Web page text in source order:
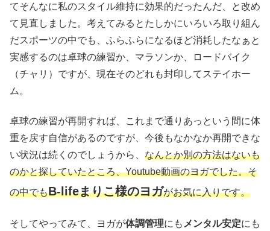
てそんなに私のスタイル維持に効果的だったんだ、と改め
て見直しました。考えてみるとたしかにいろいろ取り組ん
だスポーツの中でも、ふらふらになるほど消耗したなぁと
実感するのは卓球の練習か、マラソンか、ロードバイク
（チャリ）ですが、現在そのどれも封印してステイホー
ム。
卓球の練習が再開すれば、これまで通りあっという間に体
重を戻す自信があるのですが、今後もなかなか再開できな
い状況は続くのでしょうから、 なんとか別の方法はないも
のかと探していたところ、Youtube動画のヨガでした。そ
の中でもB-lifeまりこ様のヨガがお気に入りです。
そしてやってみて、ヨガが体調管理にもメンタル安定にも